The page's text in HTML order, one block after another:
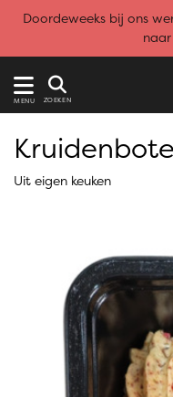
Doordeweeks bij ons
MENU ZOEKEN
Uit eigen keuken